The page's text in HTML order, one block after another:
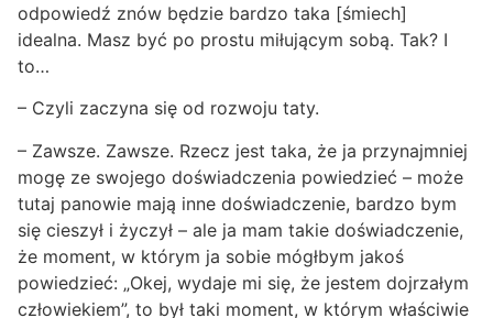
odpowiedź znów będzie bardzo taka [śmiech]
idealna. Masz być po prostu miłującym sobą. Tak? I
to…
– Czyli zaczyna się od rozwoju taty.
– Zawsze. Zawsze. Rzecz jest taka, że ja przynajmniej
mogę ze swojego doświadczenia powiedzieć – może
tutaj panowie mają inne doświadczenie, bardzo bym
się cieszył i życzył – ale ja mam takie doświadczenie,
że moment, w którym ja sobie mógłbym jakoś
powiedzieć: „Okej, wydaje mi się, że jestem dojrzałym
człowiekiem”, to był taki moment, w którym właściwie